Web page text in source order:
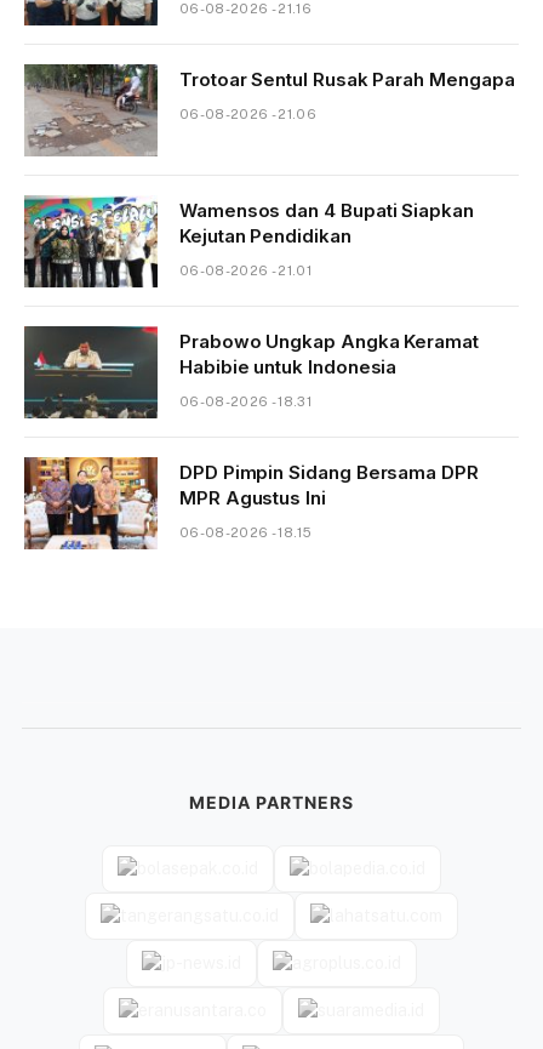
06-08-2026 - 21.16
Trotoar Sentul Rusak Parah Mengapa
06-08-2026 - 21.06
Wamensos dan 4 Bupati Siapkan
Kejutan Pendidikan
06-08-2026 - 21.01
Prabowo Ungkap Angka Keramat
Habibie untuk Indonesia
06-08-2026 - 18.31
DPD Pimpin Sidang Bersama DPR
MPR Agustus Ini
06-08-2026 - 18.15
MEDIA PARTNERS